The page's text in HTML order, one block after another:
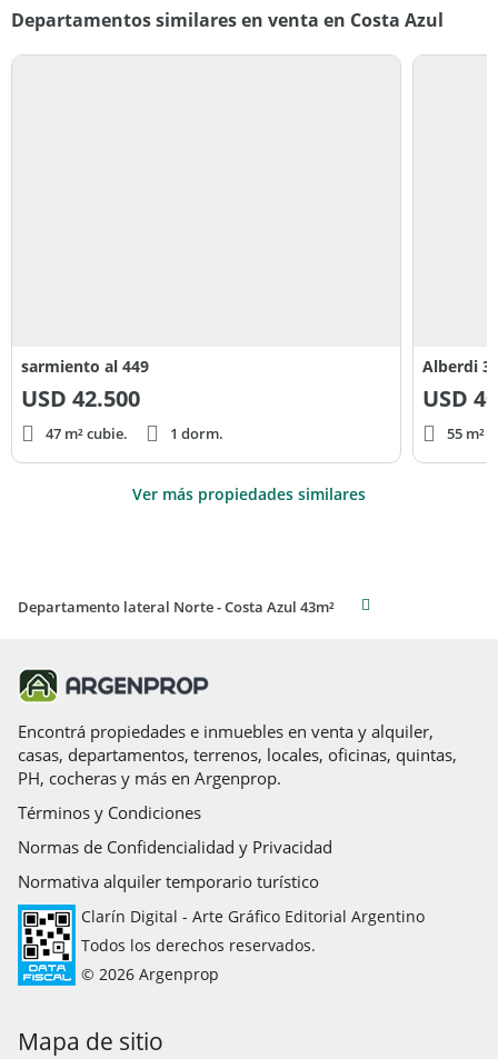
Departamentos similares en venta en Costa Azul
sarmiento al 449
USD 42.500
47 m² cubie. 1 dorm.
Alberdi
USD
55 m²
Ver más propiedades similares
Departamento lateral Norte - Costa Azul 43m²
Encontrá propiedades e inmuebles en venta y alquiler,
casas, departamentos, terrenos, locales, oficinas, quintas,
PH, cocheras y más en Argenprop.
Términos y Condiciones
Normas de Confidencialidad y Privacidad
Normativa alquiler temporario turístico
Clarín Digital - Arte Gráfico Editorial Argentino
Todos los derechos reservados.
© 2026 Argenprop
Mapa de sitio